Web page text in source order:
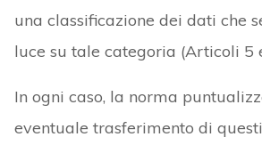
una classificazione dei dati che
luce su tale categoria (Articoli 5
In ogni caso, la norma
eventuale trasferimento di